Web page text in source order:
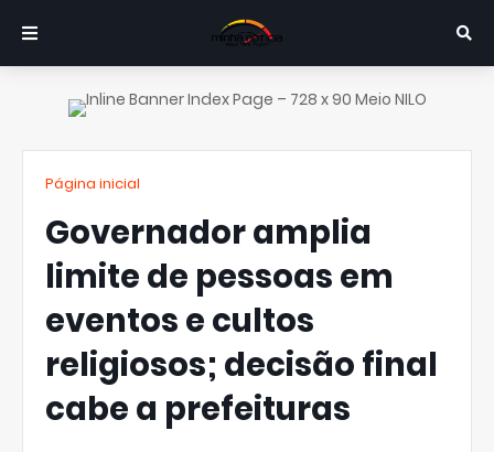
Página inicial
Governador amplia
limite de pessoas em
eventos e cultos
religiosos; decisão final
cabe a prefeituras